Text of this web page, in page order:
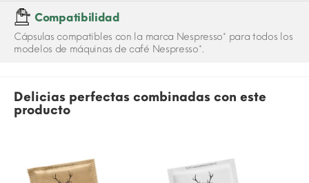
Compatibilidad
Cápsulas compatibles con la marca Nespresso* para todos los
modelos de máquinas de café Nespresso*.
Delicias perfectas combinadas con este
producto